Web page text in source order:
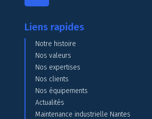
Liens rapides
Notre histoire
Nos valeurs
Nos expertises
Nos clients
Nos équipements
Actualités
Maintenance industrielle Nantes